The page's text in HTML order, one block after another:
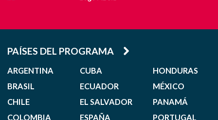
PAÍSES DEL PROGRAMA
ARGENTINA
BRASIL
CHILE
COLOMBIA
CUBA
ECUADOR
EL SALVADOR
ESPAÑA
HONDURAS
MÉXICO
PANAMÁ
PORTUGAL